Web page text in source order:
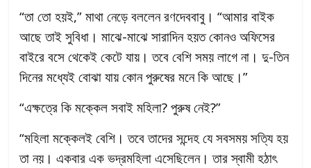
“তা তো হয়ই,” মাথা নেড়ে বললেন রণদেববাবু। “আমার বাইক
আছে তাই সুবিধা। মাঝে-মাঝে সারাদিন হয়ত কোনও অফিসের
বাইরে বসে থেকেই কেটে যায়। তবে বেশি সময় লাগে না। দু-তিন
দিনের মধ্যেই বোঝা যায় কোন পুরুষের মনে কি আছে।”
“এক্ষত্রে কি মক্কেল সবাই মহিলা? পুরুষ নেই?”
“মহিলা মক্কেলই বেশি। তবে তাদের সন্দেহ যে সবসময় সত্যি হয়
তা নয়। একবার এক ভদ্রমহিলা এসেছিলেন। তার স্বামী হঠাৎ